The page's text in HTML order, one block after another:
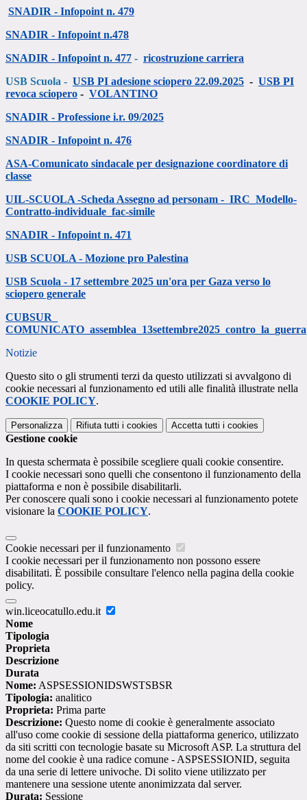
SNADIR - Infopoint n. 479
SNADIR - Infopoint n.478
SNADIR - Infopoint n. 477 - ricostruzione carriera
USB Scuola - USB PI adesione sciopero 22.09.2025 - USB PI
revoca sciopero - VOLANTINO
SNADIR - Professione i.r. 09/2025
SNADIR - Infopoint n. 476
ASA-Comunicato sindacale per designazione coordinatore di
classe
UIL-SCUOLA -Scheda Assegno ad personam - IRC_Modello-
Contratto-individuale_fac-simile
SNADIR - Infopoint n. 471
USB SCUOLA - Mozione pro Palestina
USB Scuola - 17 settembre 2025 un'ora per Gaza verso lo
sciopero generale
CUBSUR_
COMUNICATO_assemblea_13settembre2025_contro_la_guerra
Notizie
Questo sito o gli strumenti terzi da questo utilizzati si avvalgono di
cookie necessari al funzionamento ed utili alle finalità illustrate nella
COOKIE POLICY.
Personalizza Rifiuta tutti i cookies Accetta tutti i cookies
Gestione cookie
In questa schermata è possibile scegliere quali cookie consentire.
I cookie necessari sono quelli che consentono il funzionamento della
piattaforma e non è possibile disabilitarli.
Per conoscere quali sono i cookie necessari al funzionamento potete
visionare la COOKIE POLICY.
Cookie necessari per il funzionamento
I cookie necessari per il funzionamento non possono essere
disabilitati. È possibile consultare l'elenco nella pagina della cookie
policy.
win.liceocatullo.edu.it
Nome
Tipologia
Proprieta
Descrizione
Durata
Nome: ASPSESSIONIDSWSTSBSR
Tipologia: analitico
Proprieta: Prima parte
Descrizione: Questo nome di cookie è generalmente associato
all'uso come cookie di sessione della piattaforma generico, utilizzato
da siti scritti con tecnologie basate su Microsoft ASP. La struttura del
nome del cookie è una radice comune - ASPSESSIONID, seguita
da una serie di lettere univoche. Di solito viene utilizzato per
mantenere una sessione utente anonimizzata dal server.
Durata: Sessione